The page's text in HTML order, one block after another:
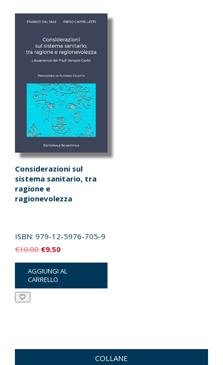
Considerazioni sul
sistema sanitario, tra
ragione e
ragionevolezza
ISBN: 979-12-5976-705-9
€10.00 Il
prezzo
originale
era:
€9.50Il
prezzo
attuale
è:
AGGIUNGI AL
CARRELLO
COLLANE